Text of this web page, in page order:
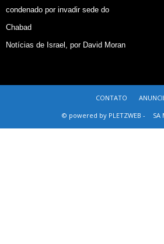
condenado por invadir sede do
Chabad
Notícias de Israel, por David Moran
CONTATO
© powered by PLETZWEB -
SA